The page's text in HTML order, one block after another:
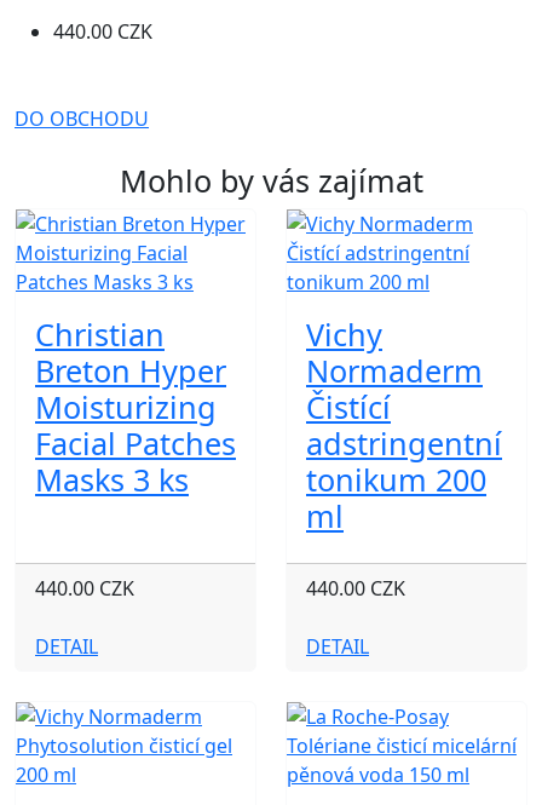
440.00 CZK
DO OBCHODU
Mohlo by vás zajímat
Christian
Breton Hyper
Moisturizing
Facial Patches
Masks 3 ks
440.00 CZK
DETAIL
Vichy
Normaderm
Čistící
adstringentní
tonikum 200
ml
440.00 CZK
DETAIL